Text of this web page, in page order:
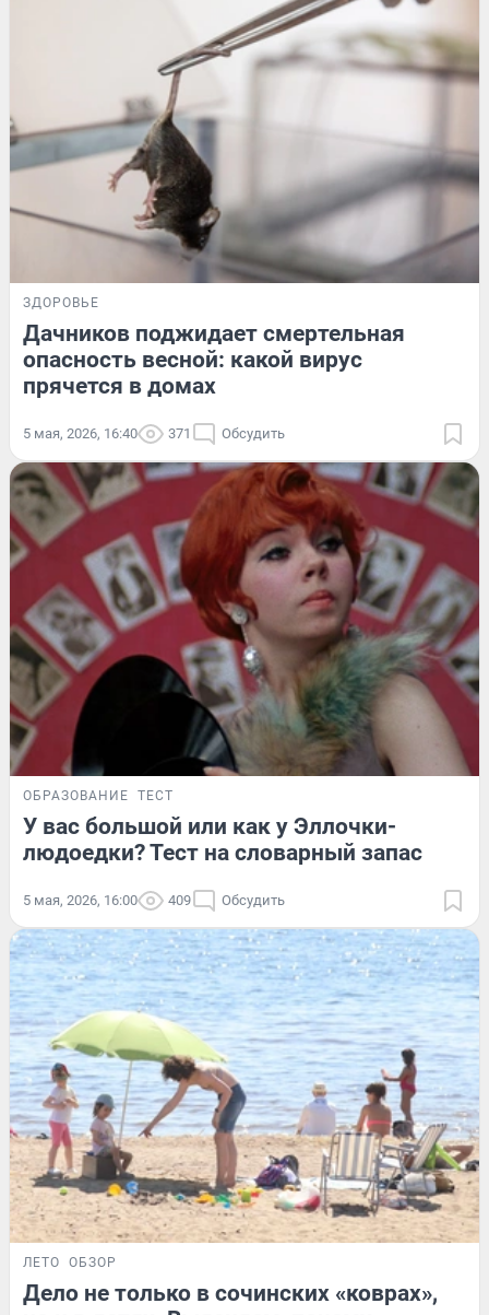
ЗДОРОВЬЕ
Дачников поджидает смертельная
опасность весной: какой вирус
прячется в домах
5 мая, 2026, 16:40 371 Обсудить
ОБРАЗОВАНИЕ ТЕСТ
У вас большой или как у Эллочки-
людоедки? Тест на словарный запас
5 мая, 2026, 16:00 409 Обсудить
ЛЕТО ОБЗОР
Дело не только в сочинских «коврах»,